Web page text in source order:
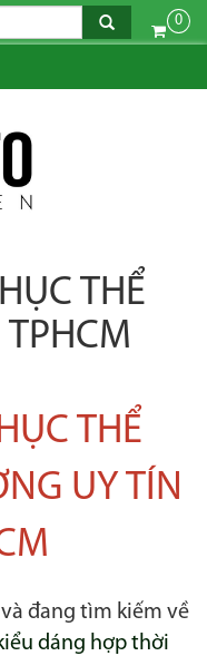
0
THỂ
THỂ
UY TÍN
đang tìm kiếm về
dáng hợp thời